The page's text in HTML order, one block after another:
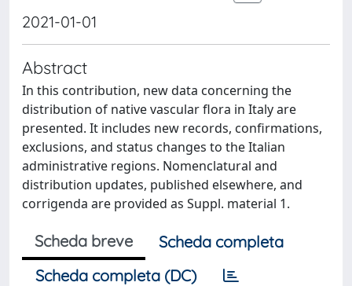
2021-01-01
Abstract
In this contribution, new data concerning the
distribution of native vascular flora in Italy are
presented. It includes new records, confirmations,
exclusions, and status changes to the Italian
administrative regions. Nomenclatural and
distribution updates, published elsewhere, and
corrigenda are provided as Suppl. material 1.
Scheda breve
Scheda completa
Scheda completa (DC)